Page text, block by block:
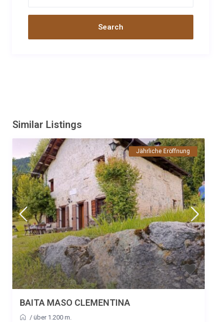
Similar Listings
Jährliche Eröffnung
BAITA MASO CLEMENTINA
/ über 1.200 m.